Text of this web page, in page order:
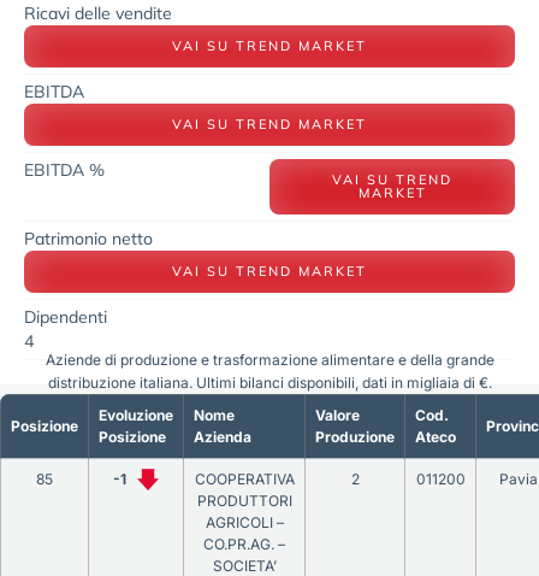
Ricavi delle vendite
VAI SU TREND MARKET
EBITDA
VAI SU TREND MARKET
EBITDA % VAI SU TREND
MARKET
Patrimonio netto
VAI SU TREND MARKET
Dipendenti
4
Posizione
Evoluzione
Posizione
Nome
Azienda
Valore
Produzione
Cod.
Ateco
85 -1
COOPERATIVA
PRODUTTORI
AGRICOLI –
CO.PR.AG. –
SOCIETA’
2 011200 Pavia
Aziende di produzione e trasformazione alimentare e della grande
distribuzione italiana. Ultimi bilanci disponibili, dati in migliaia di €.